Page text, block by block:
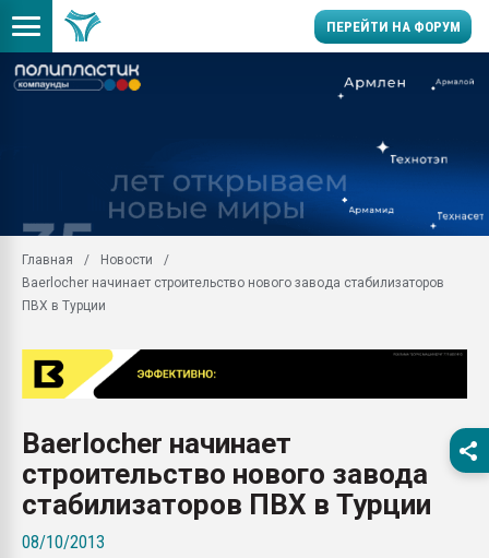
ПЕРЕЙТИ НА ФОРУМ
29.07.2026 ФРП помог
заводу пластмасс"
первый план в
28.07.2026
ситуацией на
Всё, что касается
Главная
Новости
Baerlocher начинает строительство нового завода стабилизаторов
ПВХ в Турции
Baerlocher начинает
строительство нового завода
стабилизаторов ПВХ в Турции
08/10/2013